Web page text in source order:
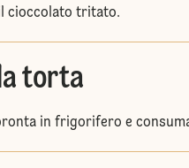
cioccolato tritato.
torta
in frigorifero e